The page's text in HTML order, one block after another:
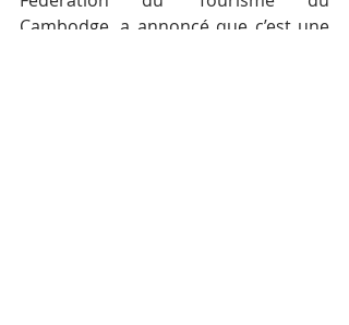
Cambodge, a annoncé que c’est une